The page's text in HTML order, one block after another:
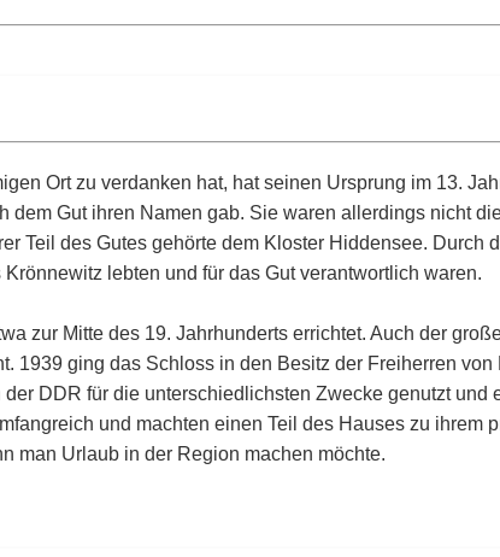
Ort zu verdanken hat, hat seinen Ursprung im 13.
Gut ihren Namen gab. Sie waren allerdings nicht
Teil des Gutes gehörte dem Kloster Hiddensee. Durch
lebten und für das Gut verantwortlich waren.
zur Mitte des 19. Jahrhunderts errichtet. Auch der
1939 ging das Schloss in den Besitz der Freiherren von
DDR für die unterschiedlichsten Zwecke genutzt und
und machten einen Teil des Hauses zu ihrem
man Urlaub in der Region machen möchte.